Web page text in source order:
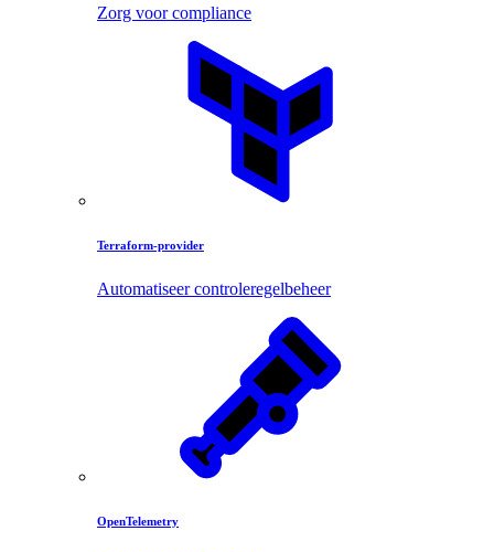
Zorg voor compliance
Terraform-provider
Automatiseer controleregelbeheer
OpenTelemetry